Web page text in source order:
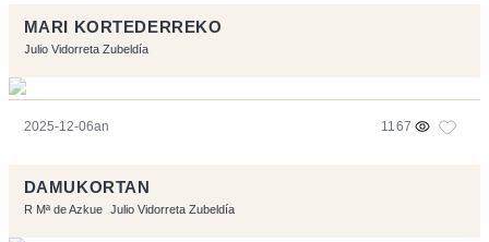
MARI KORTEDERREKO
Julio Vidorreta Zubeldía
2025-12-06an 1167
DAMUKORTAN
R Mª de Azkue Julio Vidorreta Zubeldía